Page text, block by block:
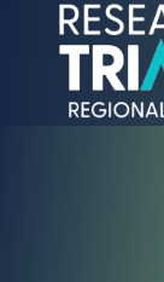
跳至内容